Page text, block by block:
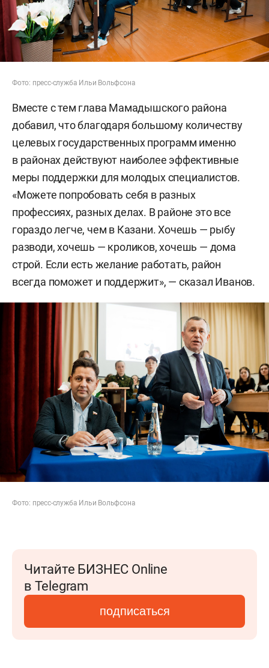
Фото: пресс-служба Ильи Вольфсона
Вместе с тем глава Мамадышского района
добавил, что благодаря большому количеству
целевых государственных программ именно
в районах действуют наиболее эффективные
меры поддержки для молодых специалистов.
«Можете попробовать себя в разных
профессиях, разных делах. В районе это все
гораздо легче, чем в Казани. Хочешь — рыбу
разводи, хочешь — кроликов, хочешь — дома
строй. Если есть желание работать, район
всегда поможет и поддержит», — сказал Иванов.
Фото: пресс-служба Ильи Вольфсона
Читайте БИЗНЕС Online
в Telegram
подписаться